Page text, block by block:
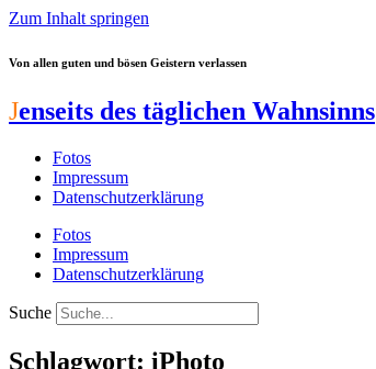
Zum Inhalt springen
Von allen guten und bösen Geistern verlassen
Jenseits des täglichen Wahnsinns
Fotos
Impressum
Datenschutzerklärung
Fotos
Impressum
Datenschutzerklärung
Suche
Schlagwort: iPhoto